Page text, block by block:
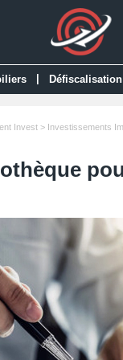
Invest> Investissements